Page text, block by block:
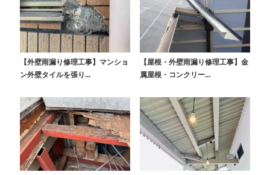
【外壁雨漏り修理工事】マンショ
ン外壁タイルを張り...
【屋根・外壁雨漏り修理工事】金
属屋根・コンクリー...